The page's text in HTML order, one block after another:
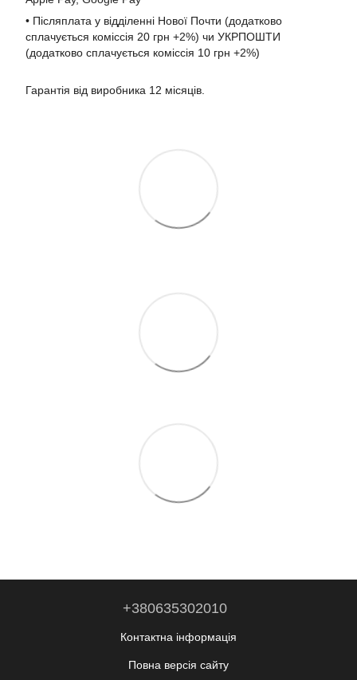
• Післяплата у відділенні Нової Почти (додатково
сплачується коміссія 20 грн +2%) чи УКРПОШТИ
(додатково сплачується коміссія 10 грн +2%)
Гарантія від виробника 12 місяців.
+380635302010
Контактна інформація
Повна версія сайту